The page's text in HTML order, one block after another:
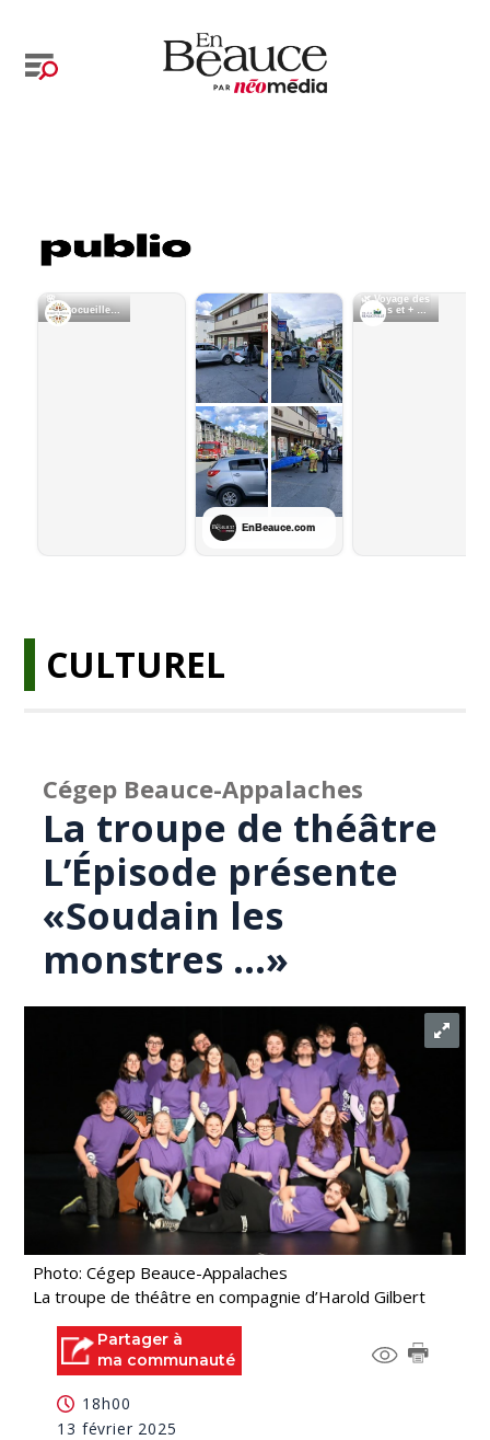
CULTUREL
Cégep Beauce-Appalaches
La troupe de théâtre
L’Épisode présente
«Soudain les
monstres ...»
Photo: Cégep Beauce-Appalaches
La troupe de théâtre en compagnie d’Harold Gilbert
Partager à
ma communauté
18h00
13 février 2025